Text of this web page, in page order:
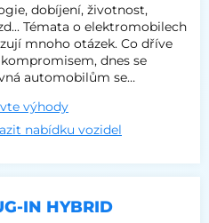
dobíjení, životnost,
Témata o elektromobilech
mnoho otázek. Co dříve
dnes se
automobilům se
výhody
nabídku vozidel
IN HYBRID